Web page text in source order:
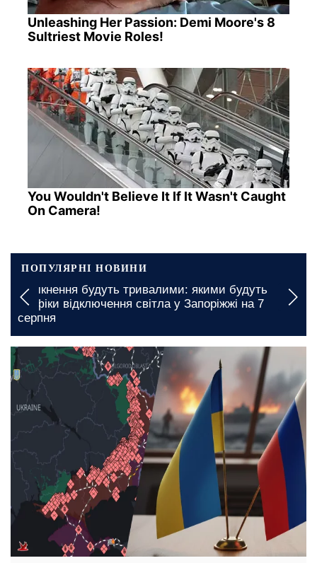
Unleashing Her Passion: Demi Moore's 8
Sultriest Movie Roles!
You Wouldn't Believe It If It Wasn't Caught
On Camera!
ПОПУЛЯРНІ НОВИНИ
Вимкнення будуть тривалими: якими будуть
графіки відключення світла у Запоріжжі на 7
серпня
5 серпня, 09:00